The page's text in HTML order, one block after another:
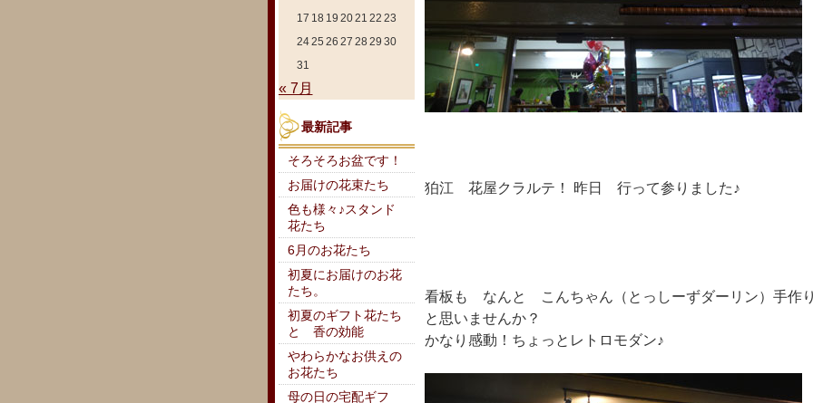
狛江 花屋クラルテ！ 昨日 行って参りました♪
看板も なんと こんちゃん（とっしーずダーリン）手作
と思いませんか？
かなり感動！ちょっとレトロモダン♪
17 18 19 2021 22 23
2425 26 27 28 29 30
31
« 7月
最新記事
そろそろお盆です！
お届けの花束たち
色も様々♪スタンド
花たち
6月のお花たち
初夏にお届けのお花
たち。
初夏のギフト花たち
と 香の効能
やわらかなお供えの
お花たち
母の日の宅配ギフ